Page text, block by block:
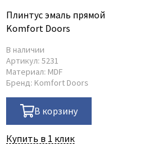
Плинтус эмаль прямой
Komfort Doors
В наличии
Артикул: 5231
Материал: MDF
Бренд: Komfort Doors
В корзину
Купить в 1 клик